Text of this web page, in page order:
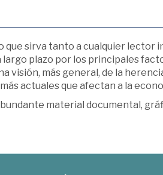
que sirva tanto a cualquier lector
plazo por los principales
visión, más general, de la
actuales que afectan a la
material documental,